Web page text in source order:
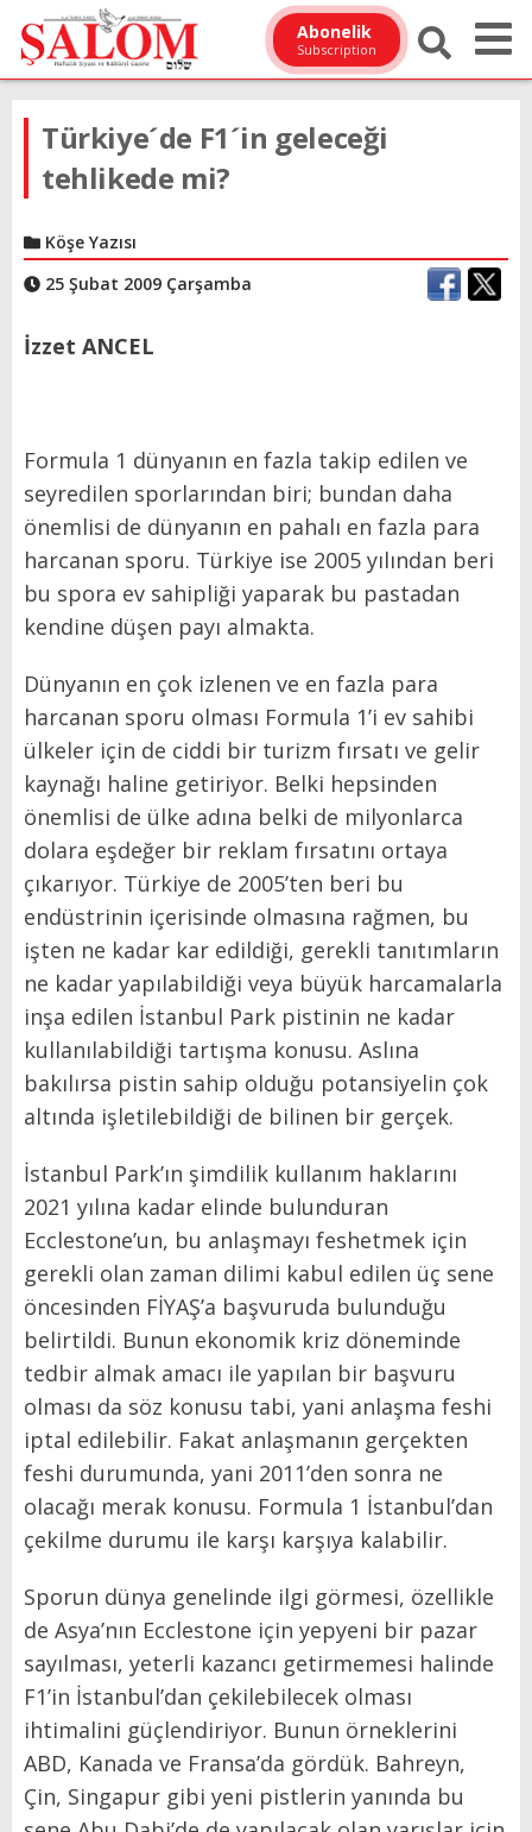
Abonelik
Subscription
Türkiye´de F1´in geleceği
tehlikede mi?
Köşe Yazısı
25 Şubat 2009 Çarşamba
İzzet ANCEL
Formula 1 dünyanın en fazla takip edilen ve
seyredilen sporlarından biri; bundan daha
önemlisi de dünyanın en pahalı en fazla para
harcanan sporu. Türkiye ise 2005 yılından beri
bu spora ev sahipliği yaparak bu pastadan
kendine düşen payı almakta.
Dünyanın en çok izlenen ve en fazla para
harcanan sporu olması Formula 1’i ev sahibi
ülkeler için de ciddi bir turizm fırsatı ve gelir
kaynağı haline getiriyor. Belki hepsinden
önemlisi de ülke adına belki de milyonlarca
dolara eşdeğer bir reklam fırsatını ortaya
çıkarıyor. Türkiye de 2005’ten beri bu
endüstrinin içerisinde olmasına rağmen, bu
işten ne kadar kar edildiği, gerekli tanıtımların
ne kadar yapılabildiği veya büyük harcamalarla
inşa edilen İstanbul Park pistinin ne kadar
kullanılabildiği tartışma konusu. Aslına
bakılırsa pistin sahip olduğu potansiyelin çok
altında işletilebildiği de bilinen bir gerçek.
İstanbul Park’ın şimdilik kullanım haklarını
2021 yılına kadar elinde bulunduran
Ecclestone’un, bu anlaşmayı feshetmek için
gerekli olan zaman dilimi kabul edilen üç sene
öncesinden FİYAŞ’a başvuruda bulunduğu
belirtildi. Bunun ekonomik kriz döneminde
tedbir almak amacı ile yapılan bir başvuru
olması da söz konusu tabi, yani anlaşma feshi
iptal edilebilir. Fakat anlaşmanın gerçekten
feshi durumunda, yani 2011’den sonra ne
olacağı merak konusu. Formula 1 İstanbul’dan
çekilme durumu ile karşı karşıya kalabilir.
Sporun dünya genelinde ilgi görmesi, özellikle
de Asya’nın Ecclestone için yepyeni bir pazar
sayılması, yeterli kazancı getirmemesi halinde
F1’in İstanbul’dan çekilebilecek olması
ihtimalini güçlendiriyor. Bunun örneklerini
ABD, Kanada ve Fransa’da gördük. Bahreyn,
Çin, Singapur gibi yeni pistlerin yanında bu